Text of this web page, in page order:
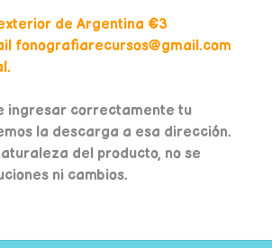
de Argentina €3
fonografiarecursos@gmail.com
ingresar correctamente tu
la descarga a esa dirección.
del producto, no se
ni cambios.